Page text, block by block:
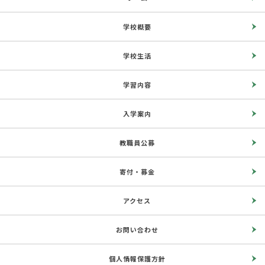
学校概要
学校生活
学習内容
入学案内
教職員公募
寄付・募金
アクセス
お問い合わせ
個人情報保護方針